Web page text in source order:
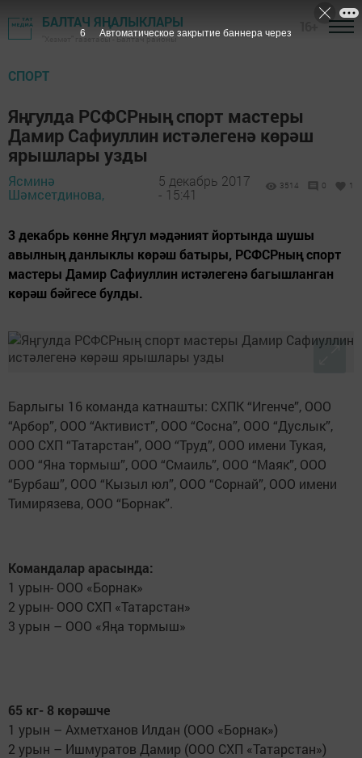
БАЛТАЧ ЯҢАЛЫКЛАРЫ
"Хезмәт" газетасы - Балтач районы
СПОРТ
Яңгулда РСФСРның спорт мастеры
Дамир Сафиуллин истәлегенә көрәш
ярышлары узды
Ясминә
Шәмсетдинова,
5 декабрь 2017
- 15:41
3514 0 1
3 декабрь көнне Яңгул мәдәният йортында шушы
авылның данлыклы көрәш батыры, РСФСРның спорт
мастеры Дамир Сафиуллин истәлегенә багышланган
көрәш бәйгесе булды.
Барлыгы 16 команда катнашты: СХПК “Игенче”, ООО
“Арбор”, ООО “Активист”, ООО “Сосна”, ООО “Дуслык”,
ООО СХП “Татарстан”, ООО “Труд”, ООО имени Тукая,
ООО “Яна тормыш”, ООО “Смаиль”, ООО “Маяк”, ООО
“Бурбаш”, ООО “Кызыл юл”, ООО “Сорнай”, ООО имени
Тимирязева, ООО “Борнак”.
Командалар арасында:
1 урын- ООО «Борнак»
2 урын- ООО СХП «Татарстан»
3 урын – ООО «Яңа тормыш»
65 кг- 8 көрәшче
1 урын – Ахметханов Илдан (ООО «Борнак»)
2 урын – Ишмуратов Дамир (ООО СХП «Татарстан»)
5 Автоматическое закрытие баннера через